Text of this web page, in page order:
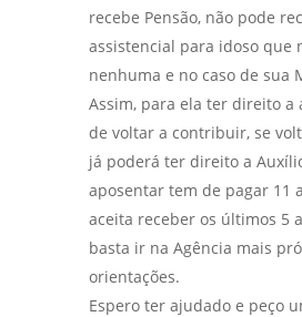
recebe Pensão, não pode
assistencial para idoso que
nenhuma e no caso de sua
Assim, para ela ter direito a
de voltar a contribuir, se
já poderá ter direito a
aposentar tem de pagar 11
aceita receber os últimos 5
basta ir na Agência mais
orientações.
Espero ter ajudado e peço